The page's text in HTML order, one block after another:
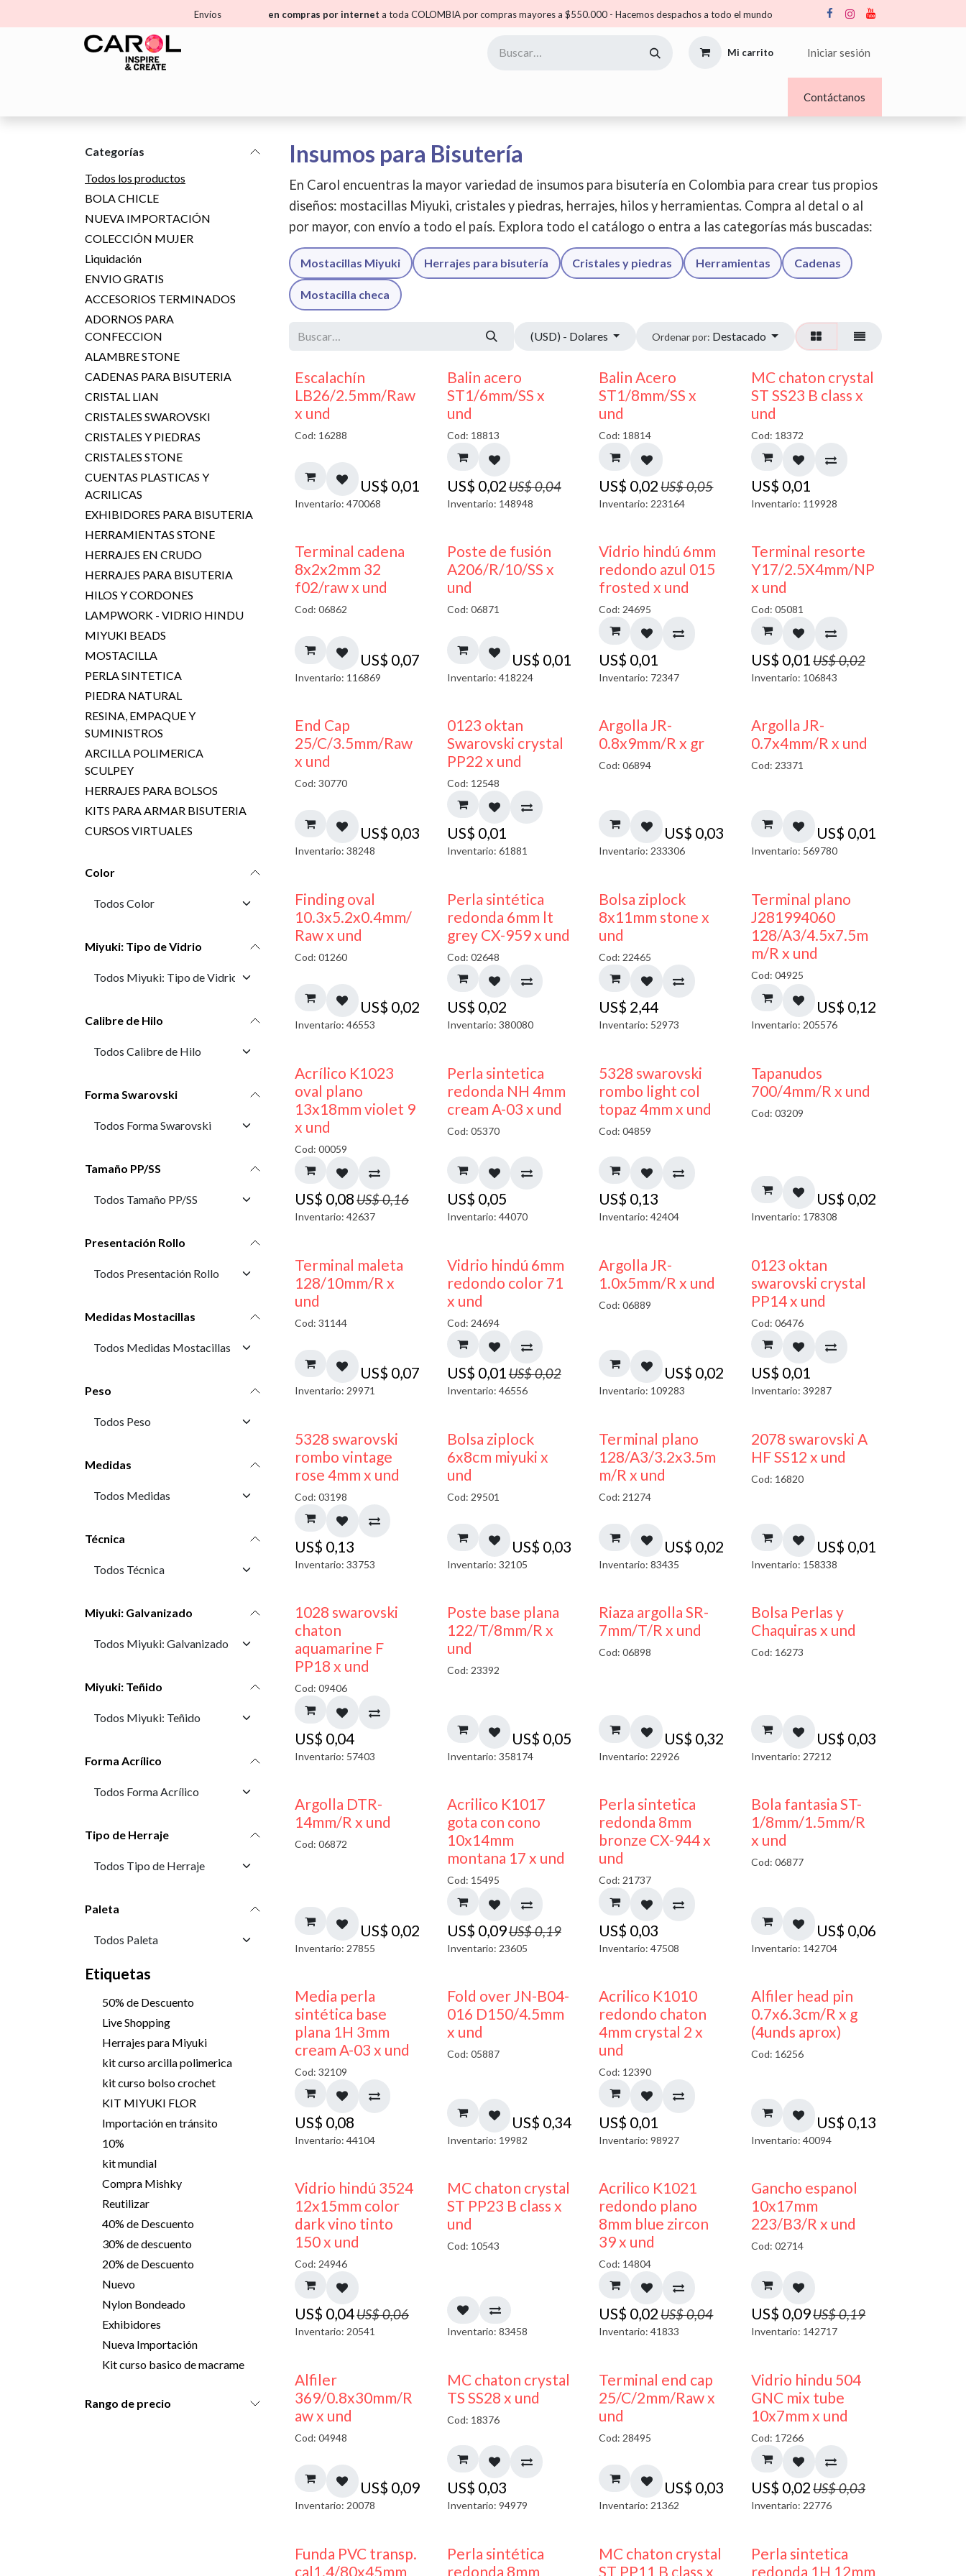
Envíos en compras por internet a toda COLOMBIA por compras mayores a $550.000 - Hacemos despachos a todo el mundo
Mi carrito Iniciar sesión
Contáctanos
Categorías
Todos los productos
BOLA CHICLE
NUEVA IMPORTACIÓN
COLECCIÓN MUJER
Liquidación
ENVIO GRATIS
ACCESORIOS TERMINADOS
ADORNOS PARA
CONFECCION
ALAMBRE STONE
CADENAS PARA BISUTERIA
CRISTAL LIAN
CRISTALES SWAROVSKI
CRISTALES Y PIEDRAS
CRISTALES STONE
CUENTAS PLASTICAS Y
ACRILICAS
EXHIBIDORES PARA BISUTERIA
HERRAMIENTAS STONE
HERRAJES EN CRUDO
HERRAJES PARA BISUTERIA
HILOS Y CORDONES
LAMPWORK - VIDRIO HINDU
MIYUKI BEADS
MOSTACILLA
PERLA SINTETICA
PIEDRA NATURAL
RESINA, EMPAQUE Y
SUMINISTROS
ARCILLA POLIMERICA
SCULPEY
HERRAJES PARA BOLSOS
KITS PARA ARMAR BISUTERIA
CURSOS VIRTUALES
Color
Miyuki: Tipo de Vidrio
Calibre de Hilo
Forma Swarovski
Tamaño PP/SS
Presentación Rollo
Medidas Mostacillas
Peso
Medidas
Técnica
Miyuki: Galvanizado
Miyuki: Teñido
Forma Acrílico
Tipo de Herraje
Paleta
Etiquetas
50% de Descuento
Live Shopping
Herrajes para Miyuki
kit curso arcilla polimerica
kit curso bolso crochet
KIT MIYUKI FLOR
Importación en tránsito
10%
kit mundial
Compra Mishky
Reutilizar
40% de Descuento
30% de descuento
20% de Descuento
Nuevo
Nylon Bondeado
Exhibidores
Nueva Importación
Kit curso basico de macrame
Rango de precio
Insumos para Bisutería
En Carol encuentras la mayor variedad de insumos para bisutería en Colombia para crear tus propios
diseños: mostacillas Miyuki, cristales y piedras, herrajes, hilos y herramientas. Compra al detal o al
por mayor, con envío a todo el país. Explora todo el catálogo o entra a las categorías más buscadas:
Mostacillas Miyuki Herrajes para bisutería Cristales y piedras Herramientas Cadenas
Mostacilla checa
(USD) - Dolares Ordenar por: Destacado
Escalachín
LB26/2.5mm/Raw
x und
Cod: 16288
US$ 0,01
Inventario: 470068
50% DESCUENTO
Balin acero
ST1/6mm/SS x
und
Cod: 18813
US$ 0,02US$0,04
Inventario: 148948
50% DESCUENTO
Balin Acero
ST1/8mm/SS x
und
Cod: 18814
US$ 0,02 US$0,05
Inventario: 223164
MC chaton crystal
ST SS23 B class x
und
Cod: 18372
US$ 0,01
Inventario: 119928
Terminal cadena
8x2x2mm 32
f02/raw x und
Cod: 06862
US$ 0,07
Inventario: 116869
Poste de fusión
A206/R/10/SS x
und
Cod: 06871
US$ 0,01
Inventario: 418224
40% DESCUENTO
Vidrio hindú 6mm
redondo azul 015
frosted x und
Cod: 24695
US$ 0,01
Inventario: 72347
50% DESCUENTO
Terminal resorte
Y17/2.5X4mm/NP
x und
Cod: 05081
US$ 0,01 US$0,02
Inventario: 106843
End Cap
25/C/3.5mm/Raw
x und
Cod: 30770
US$ 0,03
Inventario: 38248
0123 oktan
Swarovski crystal
PP22 x und
Cod: 12548
US$ 0,01
Inventario: 61881
Argolla JR-
0.8x9mm/R x gr
Cod: 06894
US$ 0,03
Inventario: 233306
Argolla JR-
0.7x4mm/R x und
Cod: 23371
US$ 0,01
Inventario: 569780
Finding oval
10.3x5.2x0.4mm/
Raw x und
Cod: 01260
US$ 0,02
Inventario: 46553
Perla sintética
redonda 6mm lt
grey CX-959 x und
Cod: 02648
US$ 0,02
Inventario: 380080
¡NUEVO!
Bolsa ziplock
8x11mm stone x
und
Cod: 22465
US$ 2,44
Inventario: 52973
Terminal plano
J281994060
128/A3/4.5x7.5m
m/R x und
Cod: 04925
US$ 0,12
Inventario: 205576
50% DESCUENTO
Acrílico K1023
oval plano
13x18mm violet 9
x und
Cod: 00059
US$ 0,08US$0,16
Inventario: 42637
Perla sintetica
redonda NH 4mm
cream A-03 x und
Cod: 05370
US$ 0,05
Inventario: 44070
5328 swarovski
rombo light col
topaz 4mm x und
Cod: 04859
US$ 0,13
Inventario: 42404
Tapanudos
700/4mm/R x und
Cod: 03209
US$ 0,02
Inventario: 178308
Terminal maleta
128/10mm/R x
und
Cod: 31144
US$ 0,07
Inventario: 29971
40% DESCUENTO
Vidrio hindú 6mm
redondo color 71
x und
Cod: 24694
US$ 0,01US$0,02
Inventario: 46556
Argolla JR-
1.0x5mm/R x und
Cod: 06889
US$ 0,02
Inventario: 109283
0123 oktan
swarovski crystal
PP14 x und
Cod: 06476
US$ 0,01
Inventario: 39287
5328 swarovski
rombo vintage
rose 4mm x und
Cod: 03198
US$ 0,13
Inventario: 33753
¡NUEVO!
Bolsa ziplock
6x8cm miyuki x
und
Cod: 29501
US$ 0,03
Inventario: 32105
Terminal plano
128/A3/3.2x3.5m
m/R x und
Cod: 21274
US$ 0,02
Inventario: 83435
2078 swarovski A
HF SS12 x und
Cod: 16820
US$ 0,01
Inventario: 158338
1028 swarovski
chaton
aquamarine F
PP18 x und
Cod: 09406
US$ 0,04
Inventario: 57403
Poste base plana
122/T/8mm/R x
und
Cod: 23392
US$ 0,05
Inventario: 358174
Riaza argolla SR-
7mm/T/R x und
Cod: 06898
US$ 0,32
Inventario: 22926
Bolsa Perlas y
Chaquiras x und
Cod: 16273
US$ 0,03
Inventario: 27212
Argolla DTR-
14mm/R x und
Cod: 06872
US$ 0,02
Inventario: 27855
50% DESCUENTO
Acrilico K1017
gota con cono
10x14mm
montana 17 x und
Cod: 15495
US$ 0,09US$0,19
Inventario: 23605
Perla sintetica
redonda 8mm
bronze CX-944 x
und
Cod: 21737
US$ 0,03
Inventario: 47508
Bola fantasia ST-
1/8mm/1.5mm/R
x und
Cod: 06877
US$ 0,06
Inventario: 142704
Media perla
sintética base
plana 1H 3mm
cream A-03 x und
Cod: 32109
US$ 0,08
Inventario: 44104
Fold over JN-B04-
016 D150/4.5mm
x und
Cod: 05887
US$ 0,34
Inventario: 19982
50% DESCUENTO
Acrilico K1010
redondo chaton
4mm crystal 2 x
und
Cod: 12390
US$ 0,01
Inventario: 98927
Alfiler head pin
0.7x6.3cm/R x g
(4unds aprox)
Cod: 16256
US$ 0,13
Inventario: 40094
40% DESCUENTO
Vidrio hindú 3524
12x15mm color
dark vino tinto
150 x und
Cod: 24946
US$ 0,04US$0,06
Inventario: 20541
MC chaton crystal
ST PP23 B class x
und
Cod: 10543
Inventario: 83458
50% DESCUENTO
Acrilico K1021
redondo plano
8mm blue zircon
39 x und
Cod: 14804
US$ 0,02 US$0,04
Inventario: 41833
50% DESCUENTO
Gancho espanol
10x17mm
223/B3/R x und
Cod: 02714
US$ 0,09US$0,19
Inventario: 142717
Alfiler
369/0.8x30mm/R
aw x und
Cod: 04948
US$ 0,09
Inventario: 20078
MC chaton crystal
TS SS28 x und
Cod: 18376
US$ 0,03
Inventario: 94979
Terminal end cap
25/C/2mm/Raw x
und
Cod: 28495
US$ 0,03
Inventario: 21362
40% DESCUENTO
Vidrio hindu 504
GNC mix tube
10x7mm x und
Cod: 17266
US$ 0,02US$0,03
Inventario: 22776
Funda PVC transp.
cal1.4/80x45mm
Perla sintética
redonda 8mm
MC chaton crystal
ST PP11 B class x
Perla sintetica
redonda 1H 12mm